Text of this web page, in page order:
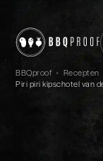
BBQproof › Recepten
Piri piri kipschotel van